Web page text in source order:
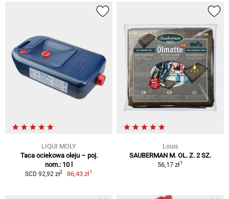
LIQUI MOLY
Taca ociekowa oleju – poj.
nom.: 10 l
SCD 92,92 zł2 86,43 zł1
Louis
SAUBERMAN M. OL. Z. 2 SZ.
56,17 zł1